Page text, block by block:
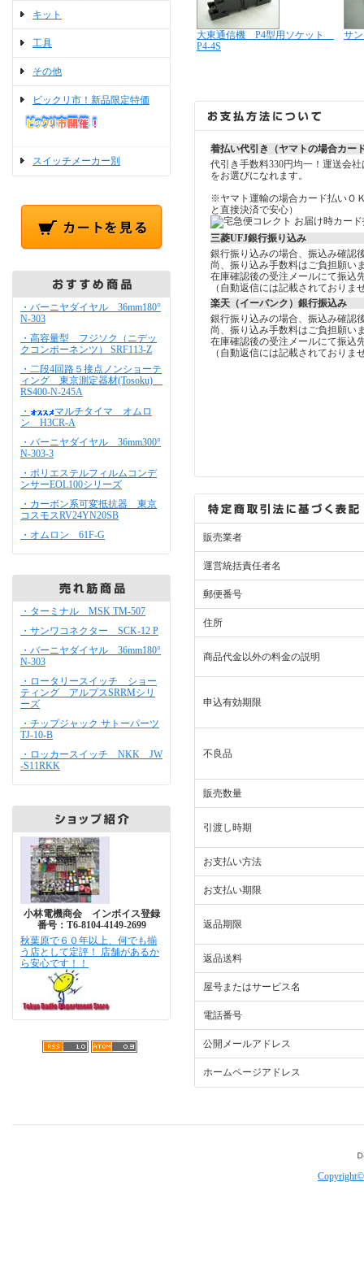
キット
工具
その他
ビックリ市！新品限定特価
スイッチメーカー別
・バーニヤダイヤル 36mm180°
N-303
・高容量型 フジソク（ニデッ
クコンポーネンツ） SRF113-Z
・二段4回路５接点ノンショーテ
ィング 東京測定器材(Tosoku)
RS400-N-245A
・
マルチタイマ オムロ
ン H3CR-A
・バーニヤダイヤル 36mm300°
N-303-3
・ポリエステルフィルムコンデ
ンサーEOL100シリーズ
・カーボン系可変抵抗器 東京
コスモスRV24YN20SB
・オムロン 61F-G
・ターミナル MSK TM-507
・サンワコネクター SCK-12 P
・バーニヤダイヤル 36mm180°
N-303
・ロータリースイッチ ショー
ティング アルプスSRRMシリ
ーズ
・チップジャック サトーパーツ
TJ-10-B
・ロッカースイッチ NKK JW
-S11RKK
小林電機商会 インボイス登録
番号：T6-8104-4149-2699
秋葉原で６０年以上、何でも揃
う店として定評！ 店舗があるか
ら安心です！！
大東通信機 P4型用ソケット
P4-4S
サ
着払い代引き（ヤマトの場合カー
代引き手数料330円均一！運送会
をお選びになれます。
※ヤマト運輸の場合カード払いＯ
と直接決済で安心）
三菱UFJ銀行振り込み
銀行振り込みの場合、振込み確認
尚、振り込み手数料はご負担願い
在庫確認後の受注メールにて振込
（自動返信には記載されておりま
楽天（イーバンク）銀行振込み
銀行振り込みの場合、振込み確認
尚、振り込み手数料はご負担願い
在庫確認後の受注メールにて振込
（自動返信には記載されておりま
販売業者
運営統括責任者名
郵便番号
住所
商品代金以外の料金の説明
申込有効期限
不良品
販売数量
引渡し時期
お支払い方法
お支払い期限
返品期限
返品送料
屋号またはサービス名
電話番号
公開メールアドレス
ホームページアドレス
Copyright©